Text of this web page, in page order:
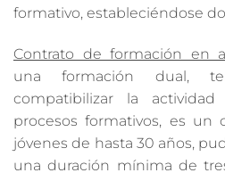
formativo, estableciéndose
Contrato de formación en
una formación dual,
compatibilizar la
procesos formativos, es un
jóvenes de hasta 30 años,
una duración mínima de